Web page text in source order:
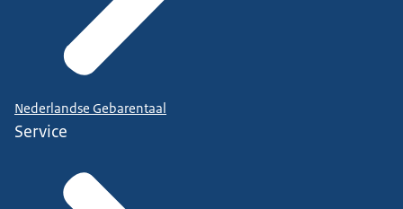
Nederlandse Gebarentaal
Service